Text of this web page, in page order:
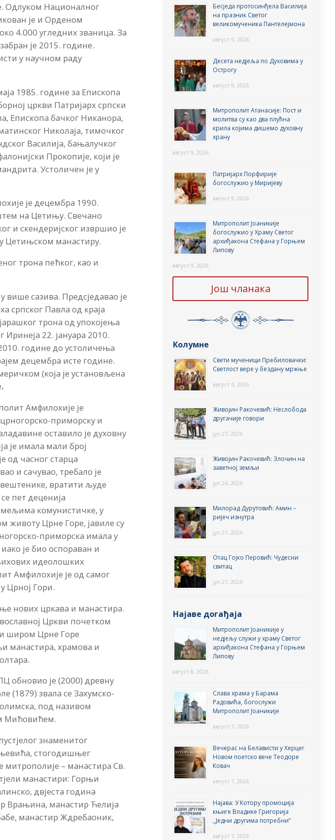
Oдлуком Националног
je и Орденом
4.000 угледних званица. За
је 2015. године.
у научном раду
1985. године за Епископа
цркви Патријарх српски
Епископа бачког Никанора,
Николаја, тимочког
Василија, бањалучког
Прокопије, који је
Устоличен је у
је децембра 1990.
на Цетињу. Свечано
и скендеријског извршио је
Цетињском манастиру.
трона пећког, као и
сазива. Предсједавао је
српског Павла од краја
трона од упокојења
22. јануара 2010.
године до устоличења
децембра исте године.
(која је установљена
.
Амфилохије је
приморску и
оставило је духовну
је имала мали број
од часног старца
и сачувао, требало је
вратити људе
пет деценија
комунистичке, у
животу Црне Горе, јавиле су
приморска имала у
је био оспораван и
идеолошких
Амфилохије је од самог
Црној Гори.
нових цркава и манастира.
Цркви почетком
широм Црне Горе
манастира, храмова и
обновио је (2000) древну
(1879) звала се Захумско-
под називом
Мићовићем.
знаменитог
стогодишњег
митрополије – манастира Св.
манастири: Горњи
двјеста година
Врањина, манастир Ћелија
манастир Ждребаоник,
Бесједа протосинђела Василија
на празник Светог
великомученика Пантелејмона
август 9, 2026
Десета недјеља по Духовима у
Острогу
август 9, 2026
Митрополит Атанасије: Пост и
молитва су као два плућна
крила којима дишемо духовну
храну
август 9, 2026
Патријарх Порфирије
богослужио у Миријеву
август 9, 2026
Митрополит Јоаникије
богослужио у Храму Светог
архиђакона Стефана у Горњем
Липову
август 9, 2026
Још чланака
Колумне
Свети мученици Пребиловачки:
Светлост вере у бездану мржње
август 6, 2026
Живојин Ракочевић: Неслобода
другачије говори
јул 27, 2026
Живојин Ракочевић: Злочин на
заветној земљи
јул 24, 2026
Милорад Дурутовић: Амин –
ријеч изнутра
јул 21, 2026
Отац Гојко Перовић: Чудесни
свитац
јул 21, 2026
Најаве догађаја
Митрополит Јоаникије у
недјељу служи у храму Светог
архиђакона Стефана у Горњем
Липову
август 8, 2026
Слава храма у Барама
Радовића, богослужи
Митрополит Јоаникије
август 7, 2026
Вечерас на Белависти у Херцег
Новом поетско вече Теодоре
Ковач
август 7, 2026
Најава: У Котору промоција
књиге Владике Григорија
,,Једни другима потребни”
август 7, 2026